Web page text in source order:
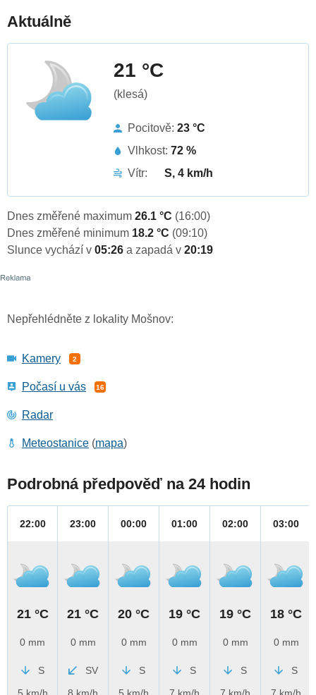
Aktuálně
21 °C
(klesá)
Pocitově: 23 °C
Vlhkost: 72 %
Vítr:
S, 4 km/h
Dnes změřené maximum 26.1 °C (16:00)
Dnes změřené minimum 18.2 °C (09:10)
Slunce vychází v 05:26 a zapadá v 20:19
Nepřehlédněte z lokality Mošnov:
Kamery 2
Počasí u vás 16
Radar
Meteostanice (mapa)
Podrobná předpověď na 24 hodin
22:00
21 °C
0 mm
S
23:00
21 °C
0 mm
SV
00:00
20 °C
0 mm
S
01:00
19 °C
0 mm
S
02:00
19 °C
0 mm
S
03:00
18 °C
0 mm
S